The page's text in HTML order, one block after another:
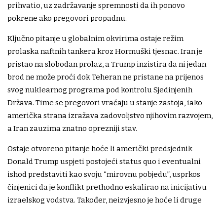
prihvatio, uz zadržavanje spremnosti da ih ponovo
pokrene ako pregovori propadnu.
Ključno pitanje u globalnim okvirima ostaje režim
prolaska naftnih tankera kroz Hormuški tjesnac. Iran je
pristao na slobodan prolaz, a Trump inzistira da ni jedan
brod ne može proći dok Teheran ne pristane na prijenos
svog nuklearnog programa pod kontrolu Sjedinjenih
Država. Time se pregovori vraćaju u stanje zastoja, iako
američka strana izražava zadovoljstvo njihovim razvojem,
a Iran zauzima znatno oprezniji stav.
Ostaje otvoreno pitanje hoće li američki predsjednik
Donald Trump uspjeti postojeći status quo i eventualni
ishod predstaviti kao svoju “mirovnu pobjedu”, usprkos
činjenici da je konflikt prethodno eskalirao na inicijativu
izraelskog vodstva. Također, neizvjesno je hoće li druge